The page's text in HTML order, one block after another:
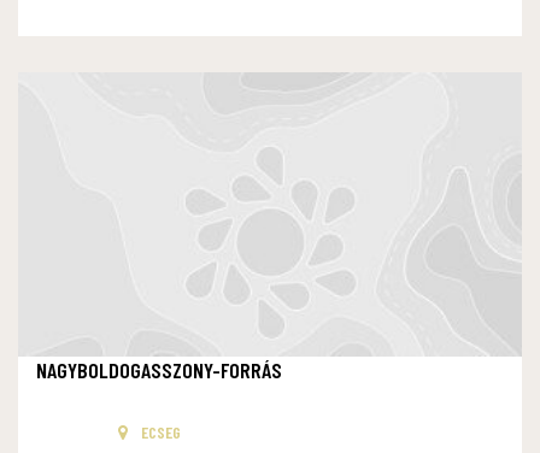
NAGYBOLDOGASSZONY-FORRÁS
ECSEG